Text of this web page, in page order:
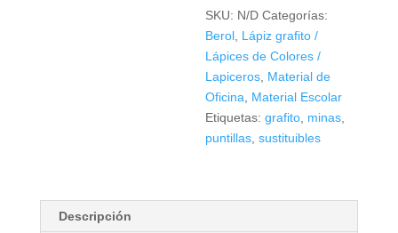
SKU: N/D Categorías:
Berol Lápiz grafito /
Lápices de Colores /
Lapiceros Material de
Oficina
Material Escolar
Etiquetas:grafito minas
puntillas ,sustituibles
Descripción